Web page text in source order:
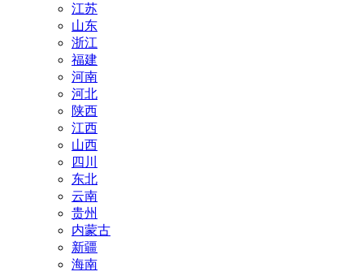
江苏
山东
浙江
福建
河南
河北
陕西
江西
山西
四川
东北
云南
贵州
内蒙古
新疆
海南